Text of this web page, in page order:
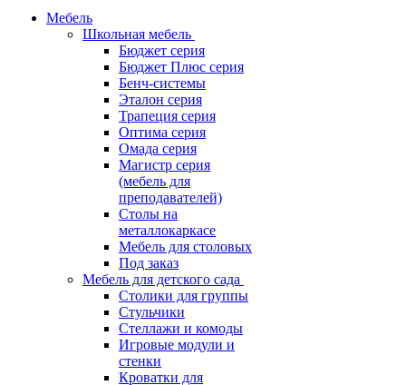
Мебель
Школьная мебель
Бюджет серия
Бюджет Плюс серия
Бенч-системы
Эталон серия
Трапеция серия
Оптима серия
Омада серия
Магистр серия
(мебель для
преподавателей)
Столы на
металлокаркасе
Мебель для столовых
Под заказ
Мебель для детского сада
Столики для группы
Стульчики
Стеллажи и комоды
Игровые модули и
стенки
Кроватки для